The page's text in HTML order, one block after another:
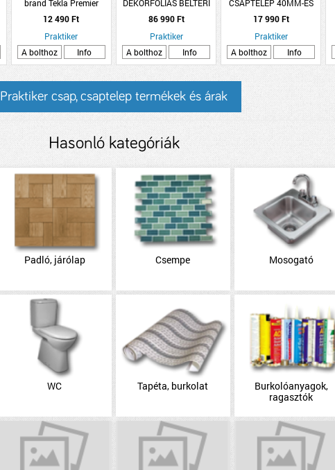
brand Tekla Premier
zománcfesték 2,5l RAL
300 fekete
12 490 Ft
Praktiker
A bolthoz
Info
DEKORFÓLIÁS BELTÉRI
AJTÓLAP 90X210 CM
MERANO ÜVEGEZÉS
HAVAS TÖLGY BAL
86 990 Ft
Praktiker
A bolthoz
Info
CSAPTELEP 40MM-ES
KERÁMIA BETÉTTEL
17 990 Ft
Praktiker
A bolthoz
Info
Praktiker csap, csaptelep termékek és árak
Hasonló kategóriák
Padló, járólap Csempe Mosogató
WC Tapéta, burkolat
Burkolóanyagok,
ragasztók